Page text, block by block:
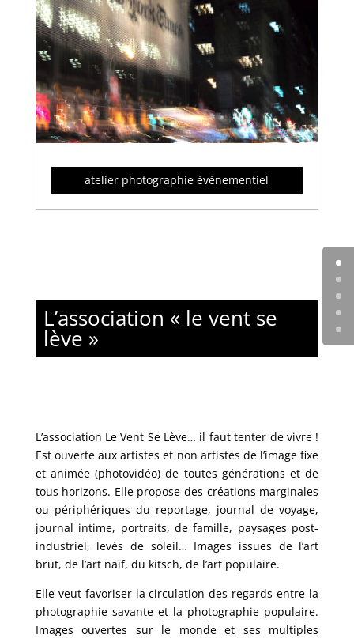
atelier photographie évènementiel
L’association « le vent se
lève »
L’association Le Vent Se Lève… il faut tenter de vivre !
Est ouverte aux artistes et non artistes de l’image fixe
et animée (photovidéo) de toutes générations et de
tous horizons. Elle propose des créations marginales
ou périphériques du reportage, journal de voyage,
journal intime, portraits, de famille, paysages post-
industriel, levés de soleil… Images issues de l’art
brut, de l’art naïf, du kitsch, de l’art populaire.
Elle veut favoriser la circulation des regards entre la
photographie savante et la photographie populaire.
Images ouvertes sur le monde et ses multiples